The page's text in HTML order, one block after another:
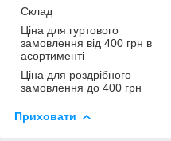
Склад
Ціна для гуртового
замовлення від 400 грн в
асортименті
Ціна для роздрібного
замовлення до 400 грн
Приховати